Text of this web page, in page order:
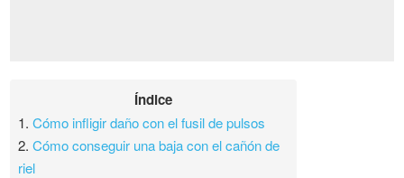
Índice
1.Cómo infligir daño con el fusil de pulsos
2.Cómo conseguir una baja con el cañón de
riel